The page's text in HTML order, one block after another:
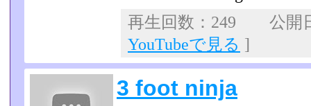
再生回数：249 公開
YouTubeで見る ]
3 foot ninja